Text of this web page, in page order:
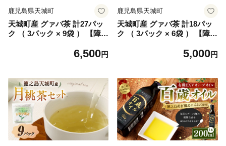
鹿児島県天城町
天城町産 グァバ茶 計27パッ
ク （ 3パック × 9袋 ） 【障害
ぁ】 お茶 ティーパック 国産
6,500円
鹿児島県天城町
天城町産 グァバ茶 計18パッ
ク （ 3パック × 6袋 ） 【障害
ぁ】 お茶 ティーパック 国産
5,000円